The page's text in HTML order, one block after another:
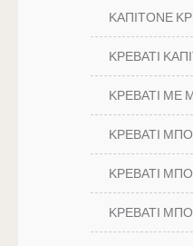
ΚΑΠΙΤΟΝΕ
ΚΡΕΒΑΤΙ
ΚΡΕΒΑΤΙ ΜΕ
ΚΡΕΒΑΤΙ
ΚΡΕΒΑΤΙ
ΚΡΕΒΑΤΙ